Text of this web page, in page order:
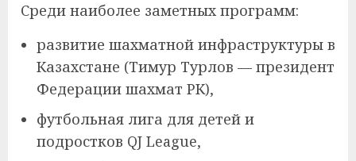
Среди наиболее заметных программ:
развитие шахматной инфраструктуры в
Казахстане (Тимур Турлов — президент
Федерации шахмат РК),
футбольная лига для детей и
подростков QJ League,